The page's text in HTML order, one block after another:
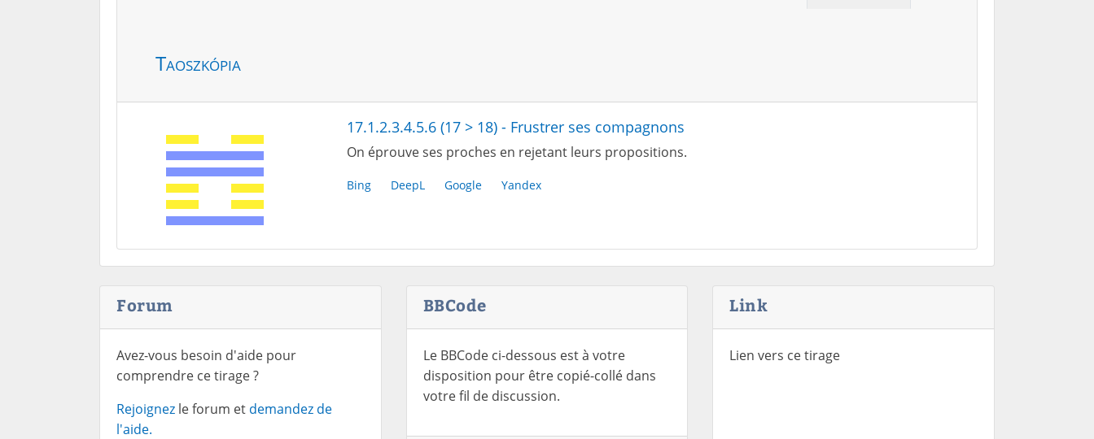
Taoszkópia
17.1.2.3.4.5.6 (17 > 18) - Frustrer ses compagnons
On éprouve ses proches en rejetant leurs propositions.
Bing DeepL Google Yandex
Forum
Avez-vous besoin d'aide pour
comprendre ce tirage ?
Rejoignez le forum et demandez de
l'aide.
BBCode
Le BBCode ci-dessous est à votre
disposition pour être copié-collé dans
votre fil de discussion.
Link
Lien vers ce tirage